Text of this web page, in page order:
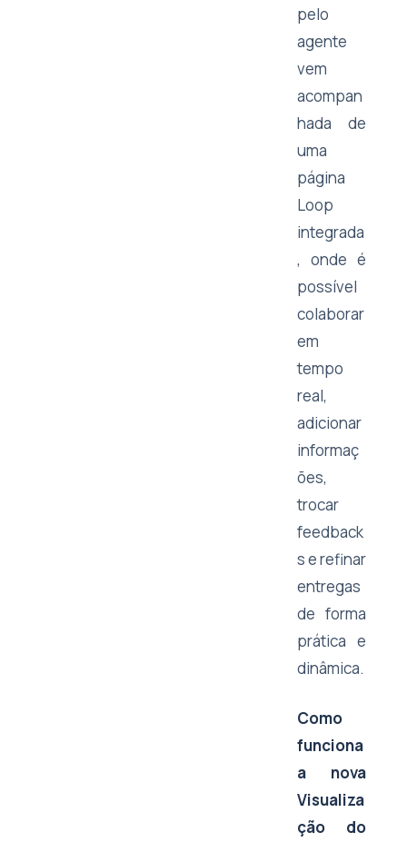
pelo
agente
vem
acompan
hada de
uma
página
Loop
integrada
, onde é
possível
colaborar
em
tempo
real,
adicionar
informaç
ões,
trocar
feedback
s e refinar
entregas
de forma
prática e
dinâmica.
Como
funciona
a nova
Visualiza
ção do